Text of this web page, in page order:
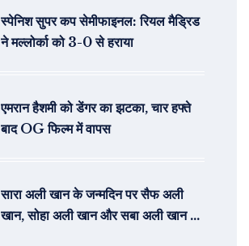
स्पेनिश सुपर कप सेमीफाइनल: रियल मैड्रिड
ने मल्लोर्का को 3-0 से हराया
एमरान हैशमी को डेंगर का झटका, चार हफ्ते
बाद OG फिल्म में वापस
सारा अली खान के जन्मदिन पर सैफ अली
खान, सोहा अली खान और सबा अली खान ने